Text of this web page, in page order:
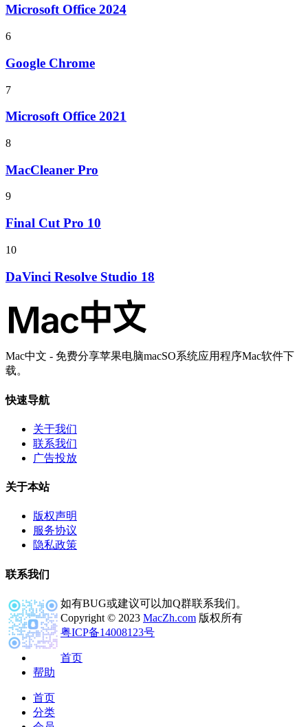
Microsoft Office 2024
6
Google Chrome
7
Microsoft Office 2021
8
MacCleaner Pro
9
Final Cut Pro 10
10
DaVinci Resolve Studio 18
Mac中文 - 免费分享苹果电脑macSO系统应用程序Mac软件下
载。
快速导航
关于我们
联系我们
广告投放
关于本站
版权声明
服务协议
隐私政策
联系我们
如有BUG或建议可以加Q群联系我们。
Copyright © 2023 MacZh.com 版权所有
粤ICP备14008123号
首页
帮助
首页
分类